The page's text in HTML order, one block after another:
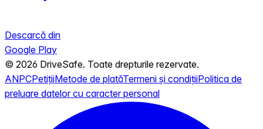
Descarcă din
Google Play
© 2026 DriveSafe. Toate drepturile rezervate.
ANPCPetițiiMetode de platăTermeni și condițiiPolitica de
preluare datelor cu caracter personal